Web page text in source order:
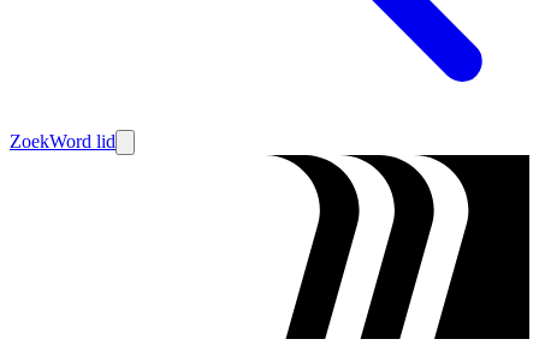
ZoekWord lid